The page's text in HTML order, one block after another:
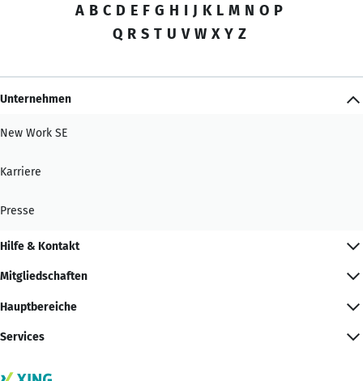
A B C D E F G H I J K L M N O P
Q R S T U V W X Y Z
Unternehmen
New Work SE
Karriere
Presse
Hilfe & Kontakt
Mitgliedschaften
Hauptbereiche
Services